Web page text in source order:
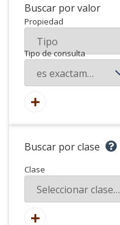
Buscar por valor
Propiedad
Tipo de consulta
Buscar por clase
Clase